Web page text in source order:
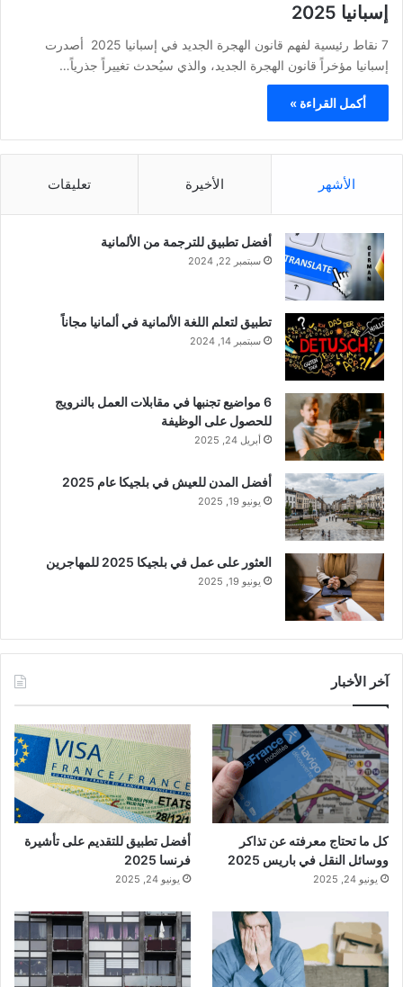
إسبانيا 2025
7 نقاط رئيسية لفهم قانون الهجرة الجديد في إسبانيا 2025 أصدرت
إسبانيا مؤخراً قانون الهجرة الجديد، والذي سيُحدث تغييراً جذرياً…
أكمل القراءة »
الأشهر الأخيرة تعليقات
أفضل تطبيق للترجمة من الألمانية
سبتمبر 22, 2024
تطبيق لتعلم اللغة الألمانية في ألمانيا مجاناً
سبتمبر 14, 2024
6 مواضيع تجنبها في مقابلات العمل بالنرويج
للحصول على الوظيفة
أبريل 24, 2025
أفضل المدن للعيش في بلجيكا عام 2025
يونيو 19, 2025
العثور على عمل في بلجيكا 2025 للمهاجرين
يونيو 19, 2025
آخر الأخبار
كل ما تحتاج معرفته عن تذاكر
ووسائل النقل في باريس 2025
يونيو 24, 2025
أفضل تطبيق للتقديم على تأشيرة
فرنسا 2025
يونيو 24, 2025